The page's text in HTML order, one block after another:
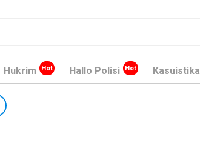
Hukrim Hallo Polisi Kasuistika